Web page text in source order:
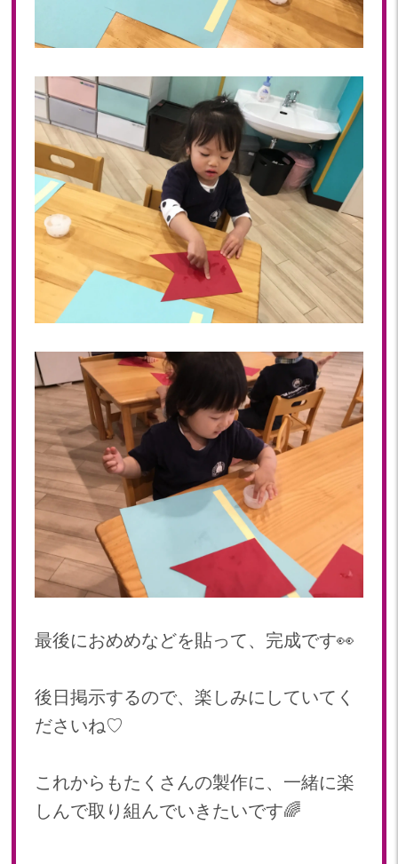
2018年 07月(20)
2018年 05月(11)
最後におめめなどを貼って、完成です👀
後日掲示するので、楽しみにしていてく
ださいね♡
これからもたくさんの製作に、一緒に楽
しんで取り組んでいきたいです🌈